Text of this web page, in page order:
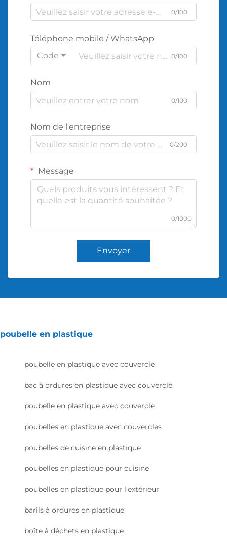
0/100
Téléphone mobile / WhatsApp
Code
0/100
Nom
0/100
Nom de l'entreprise
0/200
Message
0/1000
Envoyer
poubelle en plastique
poubelle en plastique avec couvercle
bac à ordures en plastique avec couvercle
poubelle en plastique avec couvercle
poubelles en plastique avec couvercles
poubelles de cuisine en plastique
poubelles en plastique pour cuisine
poubelles en plastique pour l'extérieur
barils à ordures en plastique
boîte à déchets en plastique